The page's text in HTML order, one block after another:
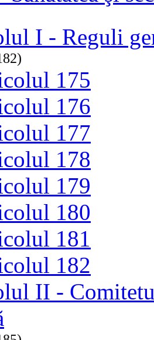
I - Reguli
175
176
177
178
179
180
181
182
II -